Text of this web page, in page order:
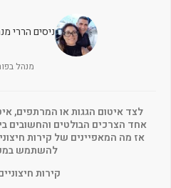
ניסים הררי
מנהל
לצד איטום הגגות או המרתפים,
אחד הצרכים הבולטים והחשובים
אז מה המאפיינים של קירות
להשתמש
קירות